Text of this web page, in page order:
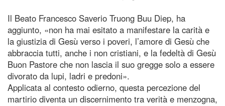
Il Beato Francesco Saverio Truong Buu Diep, ha
aggiunto, «non ha mai esitato a manifestare la carità e
la giustizia di Gesù verso i poveri, l’amore di Gesù che
abbraccia tutti, anche i non cristiani, e la fedeltà di Gesù
Buon Pastore che non lascia il suo gregge solo a essere
divorato da lupi, ladri e predoni».
Applicata al contesto odierno, questa percezione del
martirio diventa un discernimento tra verità e menzogna,